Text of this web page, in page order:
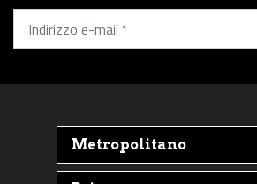
Metropolitano